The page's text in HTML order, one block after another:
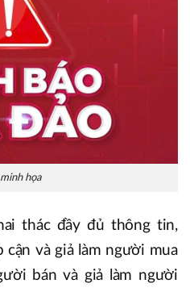
họa
thác đầy đủ thông tin,
và giả làm người mua
bán và giả làm người